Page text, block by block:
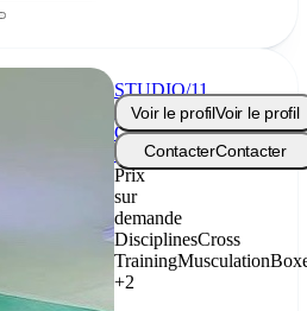
STUDIO/11
-
Collonge-
Bellerive
Prix
sur
demande
DisciplinesCross
TrainingMusculation
+2
Voir le profilVoir le profil
ContacterContacter